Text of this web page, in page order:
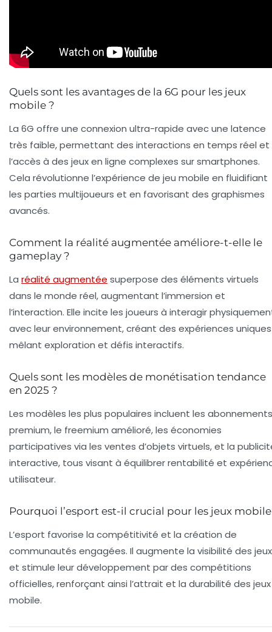
Quels sont les avantages de la 6G pour les jeux
mobile ?
La 6G offre une connexion ultra-rapide avec une latence
très faible, permettant des interactions en temps réel et
l’accès à des jeux en ligne complexes sur smartphones.
Cela révolutionne l’expérience de jeu mobile en fluidifiant
les parties multijoueurs et en favorisant des graphismes
avancés.
Comment la réalité augmentée améliore-t-elle le
gameplay ?
La réalité augmentée superpose des éléments virtuels
dans le monde réel, augmentant l’immersion et
l’interaction. Elle incite les joueurs à interagir
avec leur environnement, créant des expériences uniques
mêlant exploration et défis interactifs.
Quels sont les modèles de monétisation tendance
en 2025 ?
Les modèles les plus populaires incluent les abonnements
premium, le freemium amélioré, les économies
participatives via les ventes d’objets virtuels, et la
interactive, tous visant à équilibrer rentabilité et
utilisateur.
Pourquoi l’esport est-il crucial pour les jeux
L’esport favorise la compétitivité et la création de
communautés engagées. Il augmente la visibilité des jeux
et stimule leur développement par des compétitions
officielles, renforçant ainsi l’attrait et la durabilité des jeux
mobile.